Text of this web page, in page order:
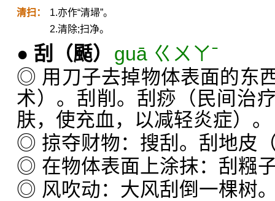
清扫：
1.亦作“清埽”。
2.清除;扫净。
● 刮 （颳）
guā ㄍㄨㄚˉ
◎ 用刀子去掉物体表面的东
术）。刮削。刮痧（民间治
肤，使充血，以减轻炎症）。
◎ 掠夺财物：搜刮。刮地皮
◎ 在物体表面上涂抹：刮糨
◎ 风吹动：大风刮倒一棵树